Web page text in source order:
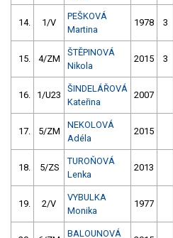
14. 1/V
PEŠKOVÁ
Martina
1978 3
15. 4/ZM
ŠTĚPINOVÁ
Nikola
2015 3
16. 1/U23
ŠINDELÁŘOVÁ
Kateřina
2007
17. 5/ZM
NEKOLOVÁ
Adéla
2015
18. 5/ZS
TUROŇOVÁ
Lenka
2013
19. 2/V
VYBULKA
Monika
1977
BALOUNOVÁ